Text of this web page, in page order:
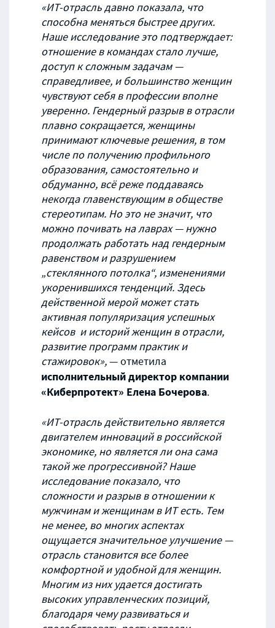
«ИТ-отрасль давно показала, что
способна меняться быстрее других.
Наше исследование это подтверждает:
отношение в командах стало лучше,
доступ к сложным задачам —
справедливее, и большинство женщин
чувствуют себя в профессии вполне
уверенно. Гендерный разрыв в отрасли
плавно сокращается, женщины
принимают ключевые решения, в том
числе по получению профильного
образования, самостоятельно и
обдуманно, всё реже поддаваясь
некогда главенствующим в обществе
стереотипам. Но это не значит, что
можно почивать на лаврах — нужно
продолжать работать над гендерным
равенством и разрушением
„стеклянного потолка“, изменениями
укоренившихся тенденций. Здесь
действенной мерой может стать
активная популяризация успешных
кейсов и историй женщин в отрасли,
развитие программ практик и
стажировок»,— отметила
исполнительный директор компании
«Киберпротект» Елена Бочерова.
«ИТ-отрасль действительно является
двигателем инноваций в российской
экономике, но является ли она сама
такой же прогрессивной? Наше
исследование показало, что
сложности и разрыв в отношении к
мужчинам и женщинам в ИТ есть. Тем
не менее, во многих аспектах
ощущается значительное улучшение —
отрасль становится все более
комфортной и удобной для женщин.
Многим из них удается достигать
высоких управленческих позиций,
благодаря чему развиваться и